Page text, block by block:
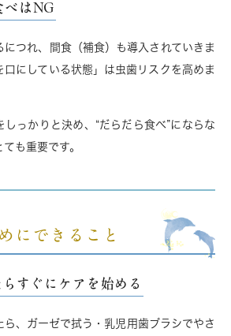
はNG
につれ、間食（補食）も導入されていきま
口にしている状態」は虫歯リスクを高めま
っかりと決め、 “だらだら食べ”にならな
ても重要です。
にできること
すぐにケアを始める
ら、ガーゼで拭う・乳児用歯ブラシでやさ